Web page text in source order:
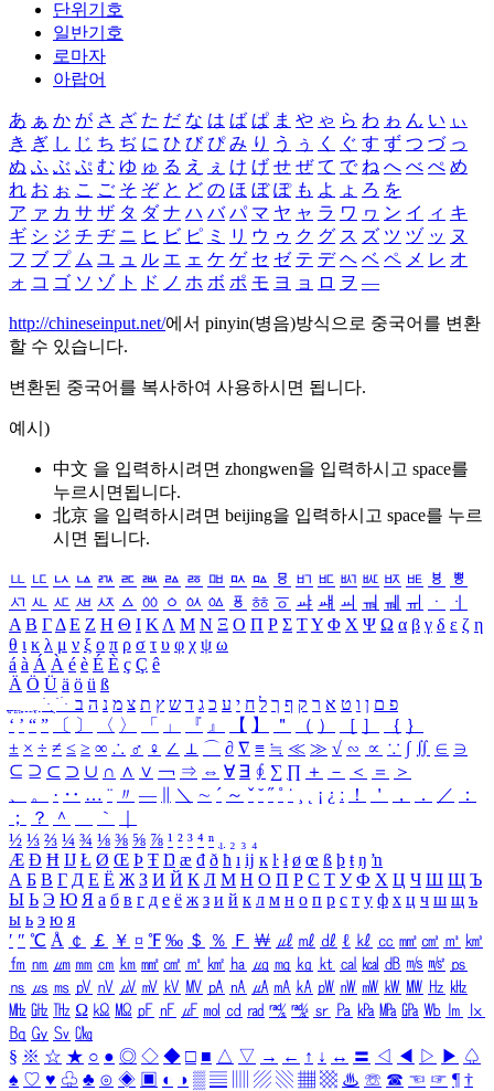
단위기호
일반기호
로마자
아랍어
あ ぁ か が さ ざ た だ な は ば ぱ ま や ゃ ら わ ゎ ん い ぃ
き ぎ し じ ち ぢ に ひ び ぴ み り う ぅ く ぐ す ず つ づ っ
ぬ ふ ぶ ぷ む ゆ ゅ る え ぇ け げ せ ぜ て で ね へ べ ぺ め
れ お ぉ こ ご そ ぞ と ど の ほ ぼ ぽ も よ ょ ろ を
ア ァ カ サ ザ タ ダ ナ ハ バ パ マ ヤ ャ ラ ワ ヮ ン イ ィ キ
ギ シ ジ チ ヂ ニ ヒ ビ ピ ミ リ ウ ゥ ク グ ス ズ ツ ヅ ッ ヌ
フ ブ プ ム ユ ュ ル エ ェ ケ ゲ セ ゼ テ デ ヘ ベ ペ メ レ オ
ォ コ ゴ ソ ゾ ト ド ノ ホ ボ ポ モ ヨ ョ ロ ヲ ―
http://chineseinput.net/에서 pinyin(병음)방식으로 중국어를 변환
할 수 있습니다.
변환된 중국어를 복사하여 사용하시면 됩니다.
예시)
中文 을 입력하시려면 zhongwen을 입력하시고 space를
누르시면됩니다.
北京 을 입력하시려면 beijing을 입력하시고 space를 누르
시면 됩니다.
ㅥ ㅦ ㅧ ㅨ ㅩ ㅪ ㅫ ㅬ ㅭ ㅮ ㅯ ㅰ ㅱ ㅲ ㅳ ㅴ ㅵ ㅶ ㅷ ㅸ
ㅹ
ㅺ ㅻ ㅼ ㅽ ㅾ ㅿ ㆀ ㆁ ㆂ ㆃ ㆄ ㆅ ㆆ ㆇ ㆈ ㆉ ㆊ ㆋ ㆌ ㆍ
ㆎ
Α Β ΓΔ Ε Ζ Η Θ Ι ΚΛ Μ Ν Ξ Ο Π Ρ Σ ΤΥ Φ Χ Ψ Ω α β γ δ ε ζ η
θ ι κ λ μ ν ξ ο π ρ σ τ υ φ χ ψ ω
á à Á À é è É È ç Ç ê
Ä Ö Ü ä ö ü ß
ִֶֹ ֻּ ׁׂ פ ם ן ו ט א ר ק ף ך ל ח י ע כ ג ד ש ץ ת צ מ נ ה ב
‘ ’ “ ” 〔 〕 〈 〉 「 」 『 』 【 】 ＂ （ ） ［ ］ ｛ ｝
± × ÷ ≠ ≤ ≥ ∞ ∴ ♂ ♀ ∠ ⊥ ⌒ ∂ ∇ ≡ ≒ ≪ ≫ √ ∽ ∝ ∵ ∫ ∬ ∈ ∋
⊆ ⊇ ⊂ ⊃ ∪ ∩ ∧ ∨ ￢ ⇒ ⇔ ∀ ∃ ∮ ∑ ∏ ＋ － ＜ ＝
＞
、
。 · ‥ … ¨ 〃 ― ＼ ∼ ´ ～ ˇ ˘ ˝ ˚ ˙ ¸ ¡ ¿ ː ！ ＇ ， ． ／
：
；
？ ＾ ｀
½ ⅓ ⅔ ¼ ¾ ⅛ ⅜ ⅝ ⅞ ¹ ² ³ ⁴ ⁿ ₁ ₂ ₃ ₄
Æ Ð Ħ Ĳ Ł Ø Œ Þ Ŧ Ŋ æ đ ð ħ ı ĳ ĸ ŀ ł ø œ ß þ ŧ ŋ ŉ
А Б В Г Д Е Ё Ж З И Й К Л М Н О П Р С Т У Ф Х Ц Ч Ш Щ Ъ
Ы Ь Э Ю Я а б в г д е ё ж з и й к л м н о п р с т у ф х ц ч ш щ ъ
ы ь э ю я
′ ″ ℃ Å ￠ ￡ ￥ ¤ ℉ ‰ ＄ ％ Ｆ ￦ ㎕ ㎖ ㎗ ℓ ㎘ ㏄ ㎣ ㎤ ㎥ ㎦
㎙ ㎚ ㎛ ㎜ ㎝ ㎞ ㎟ ㎠ ㎡ ㎢ ㏊ ㎍ ㎎ ㎏ ㏏ ㎈ ㎉ ㏈ ㎧ ㎨ ㎰
㎱ ㎲ ㎳ ㎴ ㎵ ㎶ ㎷ ㎸ ㎹ ㎀ ㎁ ㎂ ㎃ ㎄ ㎺ ㎻ ㎽ ㎾ ㎿ ㎐ ㎑
㎒ ㎓ ㎔ Ω ㏀ ㏁ ㎊ ㎋ ㎌ ㏖ ㏅ ㎭ ㎮ ㎯ ㏛ ㎩ ㎪ ㎫ ㎬ ㏝ ㏐
㏓
㏃ ㏉ ㏜ ㏆
§ ※ ☆ ★ ○ ● ◎ ◇ ◆ □ ■ △ ▽ → ← ↑ ↓ ↔ 〓 ◁ ◀ ▷ ▶ ♤
♠ ♡ ♥ ♧ ♣ ⊙ ◈ ▣ ◐ ◑ ▒ ▤ ▨ ▧ ▦ ▩ ♨ ☏ ☎ ☜ ☞ ¶ †